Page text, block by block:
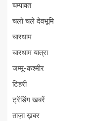
चम्पावत
चलो चले देवभूमि
चारधाम
चारधाम यात्रा
जम्मू-कश्मीर
टिहरी
ट्रेंडिंग खबरें
ताज़ा ख़बर